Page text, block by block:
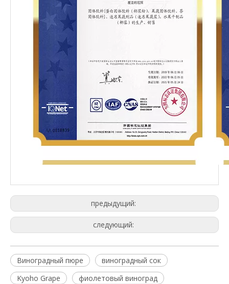
предыдущий:
следующий:
Виноградный пюре
виноградный сок
Kyoho Grape
фиолетовый виноград